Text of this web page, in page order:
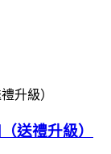
送禮升級）